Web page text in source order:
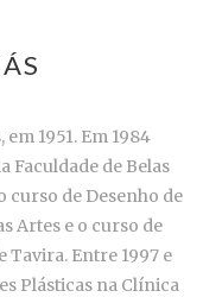
1951. Em 1984
Faculdade de Belas
curso de Desenho de
Artes e o curso de
Tavira. Entre 1997 e
Plásticas na Clínica